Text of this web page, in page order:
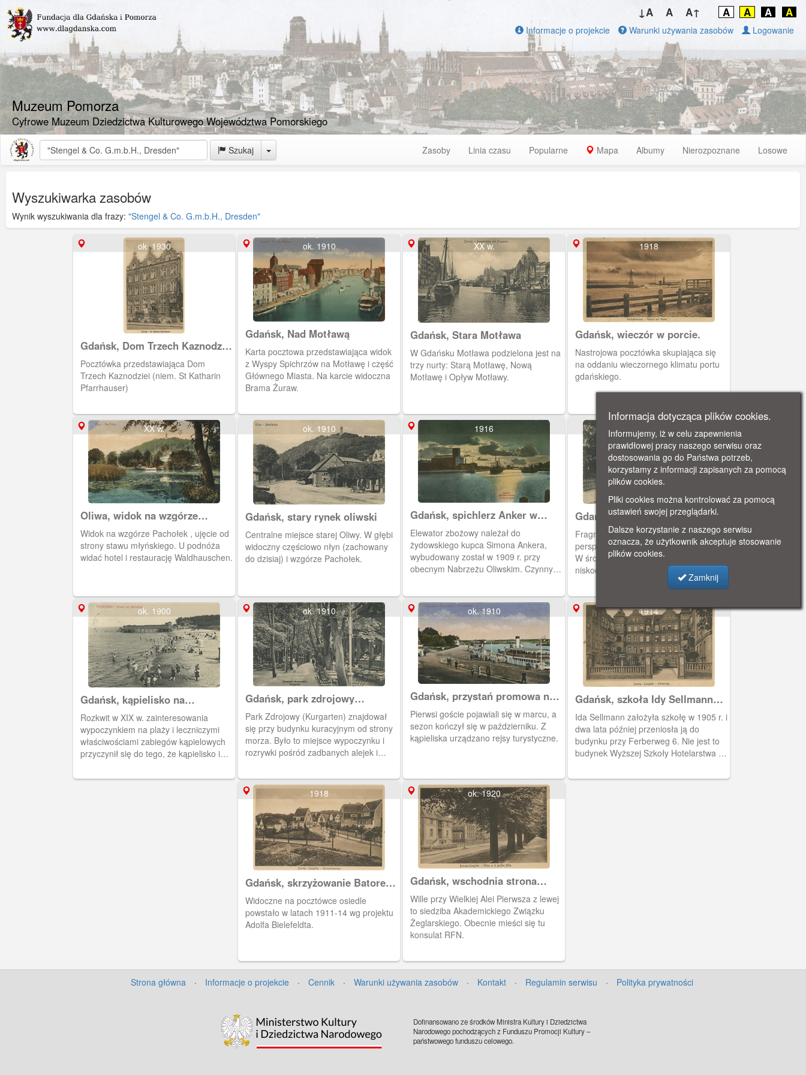
Muzeum Pomorza
Cyfrowe Muzeum Dziedzictwa Kulturowego Województwa Pomorskiego
↓A A A↑ A A A A
Informacje o projekcie Warunki używania zasobów Logowanie
Szukaj Toggle Dropdown Zasoby Linia czasu Popularne Mapa Albumy Nierozpoznane Losowe
Wyszukiwarka zasobów
Wynik wyszukiwania dla frazy: "Stengel & Co. G.m.b.H., Dresden"
ok. 1930
Gdańsk, Dom Trzech Kaznodziei
na Starym Mieście
Pocztówka przedstawiająca Dom
Trzech Kaznodziei (niem. St Katharin
Pfarrhauser)
ok. 1910
Gdańsk, Nad Motławą
Karta pocztowa przedstawiająca widok
z Wyspy Spichrzów na Motławę i część
Głównego Miasta. Na karcie widoczna
Brama Żuraw.
XX w.
Gdańsk, Stara Motława
W Gdańsku Motława podzielona jest na
trzy nurty: Starą Motławę, Nową
Motławę i Opływ Motławy.
1918
Gdańsk, wieczór w porcie.
Nastrojowa pocztówka skupiająca się
na oddaniu wieczornego klimatu portu
gdańskiego.
XX w.
Oliwa, widok na wzgórze
Pachołek
Widok na wzgórze Pachołek , ujęcie od
strony stawu młyńskiego. U podnóża
widać hotel i restaurację Waldhauschen.
ok. 1910
Gdańsk, stary rynek oliwski
Centralne miejsce starej Oliwy. W głębi
widoczny częściowo nłyn (zachowany
do dzisiaj) i wzgórze Pachołek.
1916
Gdańsk, spichlerz Anker w
Nowym Porcie
Elewator zbożowy należał do
żydowskiego kupca Simona Ankera,
wybudowany został w 1909 r. przy
obecnym Nabrzeżu Oliwskim. Czynny
XX w.
Gdańsk, ulica Oliwska w
Nowym Porcie
Fragment ulicy oliwskiej z widocznym w
perspektywie kościołem ewangelickim.
W środku świątyni znajdowało się
niskociśnieniowe parowe ogrzewanie. Z
ok. 1900
Gdańsk, kąpielisko na
Westerplatte
Rozkwit w XIX w. zainteresowania
wypoczynkiem na plaży i leczniczymi
właściwościami zabiegów kąpielowych
przyczynił się do tego, że kąpielisko i
jednym z najpopularniejszych w
ok. 1910
Gdańsk, park zdrojowy
Kurgarten na Westerplatte
Park Zdrojowy (Kurgarten) znajdował
się przy budynku kuracyjnym od strony
morza. Było to miejsce wypoczynku i
rozrywki pośród zadbanych alejek i
ok. 1910
Gdańsk, przystań promowa na
Westerplatte
Pierwsi goście pojawiali się w marcu, a
sezon kończył się w październiku. Z
kąpieliska urządzano rejsy turystyczne.
1914
Gdańsk, szkoła Idy Sellmann
we Wrzeszczu
Ida Sellmann założyła szkołę w 1905 r. i
dwa lata później przeniosła ją do
budynku przy Ferberweg 6. Nie jest to
budynek Wyższej Szkoły Hotelarstwa i
1918
Gdańsk, skrzyżowanie Batorego
z Podleśną.
Widoczne na pocztówce osiedle
powstało w latach 1911-14 wg projektu
Adolfa Bielefeldta.
ok. 1920
Gdańsk, wschodnia strona
Wielkiej Alei
Wille przy Wielkiej Alei Pierwsza z lewej
to siedziba Akademickiego Związku
Żeglarskiego. Obecnie mieści się tu
konsulat RFN.
Strona główna · Informacje o projekcie · Cennik · Warunki używania zasobów · Kontakt · Regulamin serwisu · Polityka prywatności
Dofinansowano ze środków Ministra Kultury i Dziedzictwa
Narodowego pochodzących z Funduszu Promocji Kultury –
państwowego funduszu celowego.
Informacja dotycząca plików cookies.
Informujemy, iż w celu zapewnienia
prawidłowej pracy naszego serwisu oraz
dostosowania go do Państwa potrzeb,
korzystamy z informacji zapisanych za pomocą
plików cookies.
Pliki cookies można kontrolować za pomocą
ustawień swojej przeglądarki.
Dalsze korzystanie z naszego serwisu
oznacza, że użytkownik akceptuje stosowanie
plików cookies.
Zamknij